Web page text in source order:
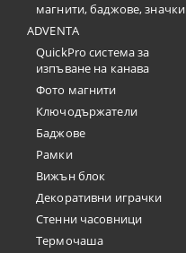
магнити, баджове, значки
ADVENTA
QuickPro система за
изпъване на канава
Фото магнити
Ключодържатели
Баджове
Рамки
Вижън блок
Декоративни играчки
Стенни часовници
Термочашa